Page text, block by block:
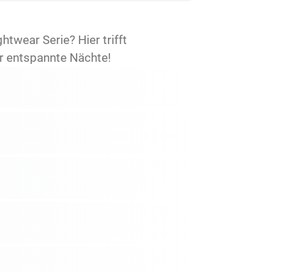
Serie? Hier trifft
entspannte Nächte!